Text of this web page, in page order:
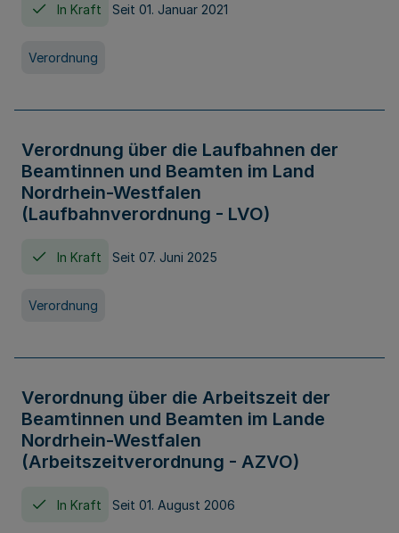
In Kraft Seit 01. Januar 2021
Verordnung
Verordnung über die Laufbahnen der
Beamtinnen und Beamten im Land
Nordrhein-Westfalen
(Laufbahnverordnung - LVO)
In Kraft Seit 07. Juni 2025
Verordnung
Verordnung über die Arbeitszeit der
Beamtinnen und Beamten im Lande
Nordrhein-Westfalen
(Arbeitszeitverordnung - AZVO)
In Kraft Seit 01. August 2006